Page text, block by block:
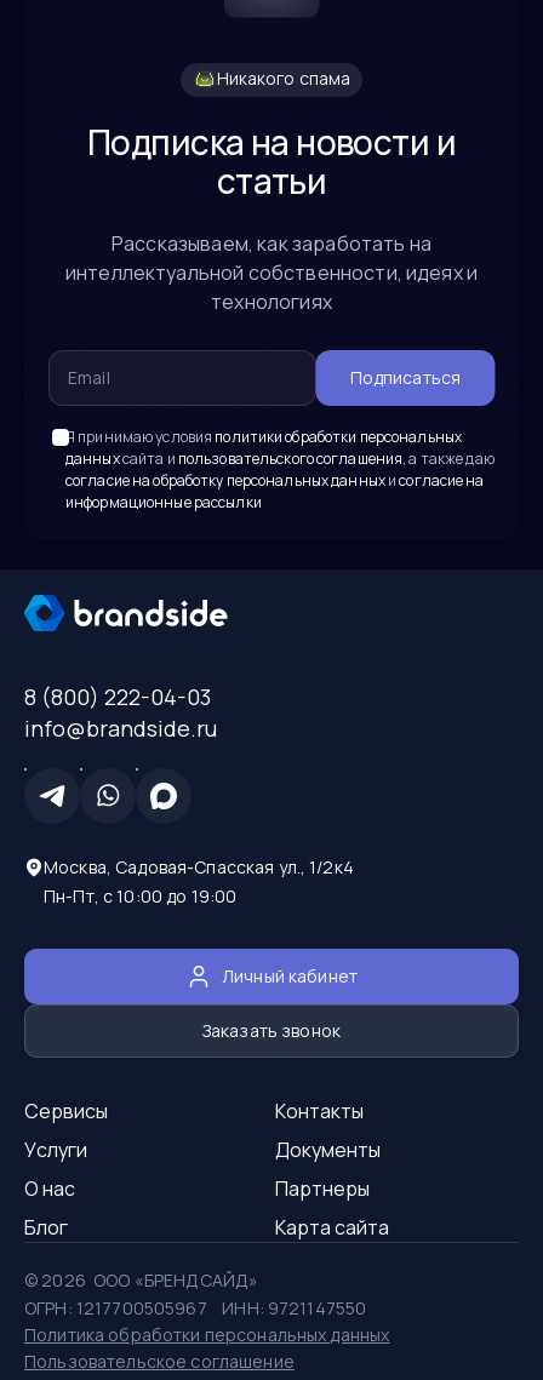
Никакого спама
Подписка на новости и
статьи
Рассказываем, как заработать на
интеллектуальной собственности, идеях и
технологиях
Подписаться
Я принимаю условия политики обработки персональных
данныхсайта и пользовательского соглашения, а также даю
согласие на обработку персональных данныхисогласие на
информационные рассылки
8 (800) 222-04-03
info@brandside.ru
Москва, Садовая-Спасская ул., 1/2к4
Пн-Пт, с 10:00 до 19:00
Личный кабинет
Заказать звонок
Сервисы
Услуги
О нас
Блог
Контакты
Документы
Партнеры
Карта сайта
© 2026 ООО «БРЕНДСАЙД»
ОГРН: 1217700505967 ИНН: 9721147550
Политика обработки персональных данных
Пользовательское соглашение